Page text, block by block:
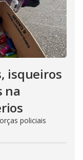
isqueiros
na
policiais